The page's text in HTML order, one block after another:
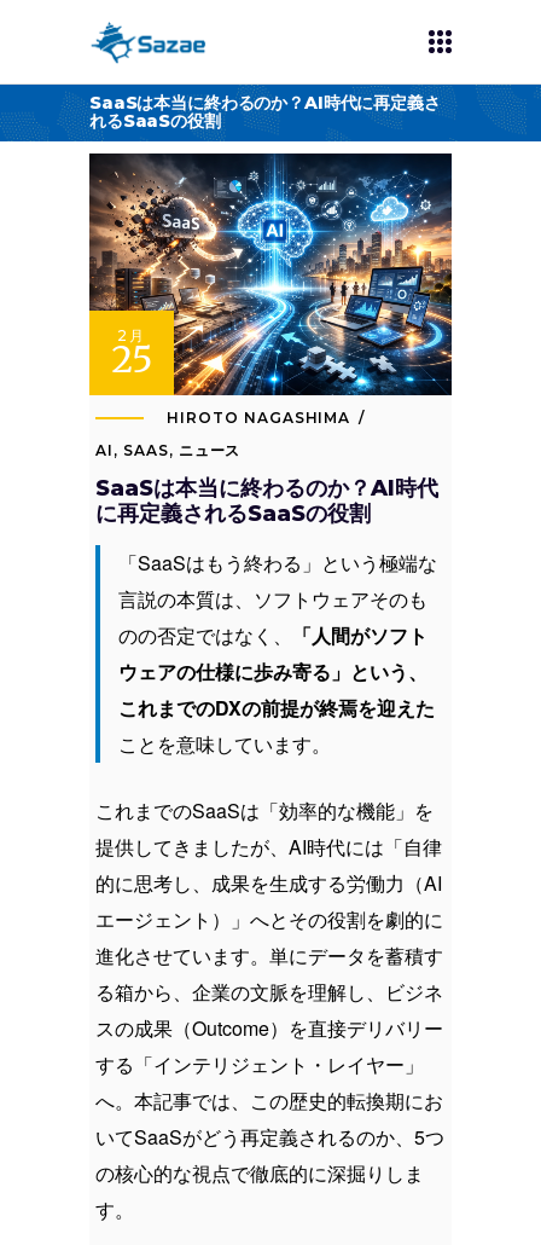
SaaSは本当に終わるのか？AI時代に再定義さ
れるSaaSの役割
2月
25
HIROTO NAGASHIMA
AI , SAAS, ニュース
SaaSは本当に終わるのか？AI時代
に再定義されるSaaSの役割
「SaaSはもう終わる」という極端な
言説の本質は、ソフトウェアそのも
のの否定ではなく、
「人間がソフト
ウェアの仕様に歩み寄る」という、
これまでのDXの前提が終焉を迎えた
ことを意味しています。
これまでのSaaSは「効率的な機能」を
提供してきましたが、AI時代には「自律
的に思考し、成果を生成する労働力（AI
エージェント）」へとその役割を劇的に
進化させています。単にデータを蓄積す
る箱から、企業の文脈を理解し、ビジネ
スの成果（Outcome）を直接デリバリー
する「インテリジェント・レイヤー」
へ。本記事では、この歴史的転換期にお
いてSaaSがどう再定義されるのか、5つ
の核心的な視点で徹底的に深掘りしま
す。